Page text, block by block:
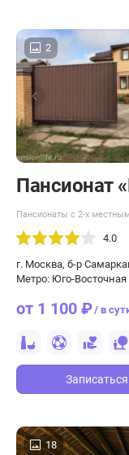
2
Пансионат
Пансионаты с 2-х
4.0
г. Москва, б-р
Метро: Юго-Восточная
от 1 100 ₽/ в
Записаться
18